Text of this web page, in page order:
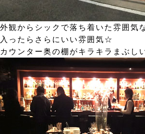
外観からシックで落ち着いた雰囲気
入ったらさらにいい雰囲気☆
カウンター奥の棚がキラキラまぶし